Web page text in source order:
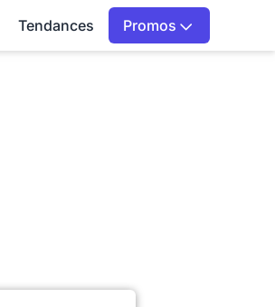
Tendances Promos